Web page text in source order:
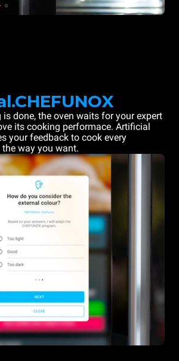
is done, the oven waits for your expert
its cooking performace. Artificial
your feedback to cook every
way you want.